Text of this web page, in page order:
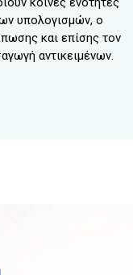
υπολογισμών, ο
και επίσης τον
αντικειμένων.